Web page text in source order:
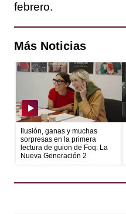
febrero.
Más Noticias
Ilusión, ganas y muchas
sorpresas en la primera
lectura de guion de Foq: La
Nueva Generación 2